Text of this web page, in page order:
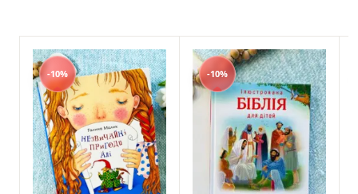
SKU: 9786178691028 (978-617-8691-02-8)
-10% -10%